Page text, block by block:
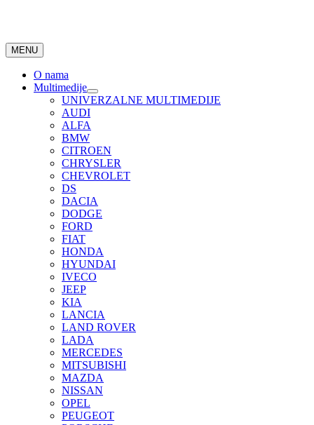
MENU
O nama
Multimedije
UNIVERZALNE MULTIMEDIJE
AUDI
ALFA
BMW
CITROEN
CHRYSLER
CHEVROLET
DS
DACIA
DODGE
FORD
FIAT
HONDA
HYUNDAI
IVECO
JEEP
KIA
LANCIA
LAND ROVER
LADA
MERCEDES
MITSUBISHI
MAZDA
NISSAN
OPEL
PEUGEOT